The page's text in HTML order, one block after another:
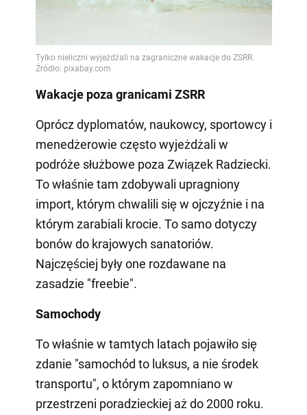
Wakacje poza granicami ZSRR
Oprócz dyplomatów, naukowcy, sportowcy i
menedżerowie często wyjeżdżali w
podróże służbowe poza Związek Radziecki.
To właśnie tam zdobywali upragniony
import, którym chwalili się w ojczyźnie i na
którym zarabiali krocie. To samo dotyczy
bonów do krajowych sanatoriów.
Najczęściej były one rozdawane na
zasadzie "freebie".
Samochody
To właśnie w tamtych latach pojawiło się
zdanie "samochód to luksus, a nie środek
transportu", o którym zapomniano w
przestrzeni poradzieckiej aż do 2000 roku.